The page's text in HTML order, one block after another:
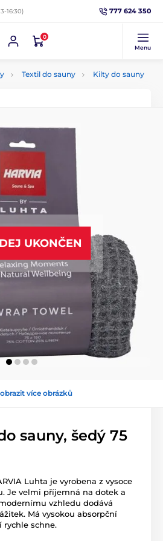
16:30) 777 624 350
0
Menu
Textil do sauny Kilty do sauny
UKONČEN
více obrázků
sauny, šedý 75
Luhta je vyrobena z vysoce
Je velmi příjemná na dotek a
vzhledu dodává
Má vysokou absorpční
rychle schne.